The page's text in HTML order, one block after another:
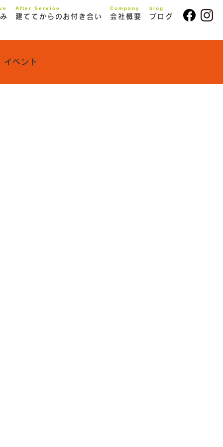
After Service
建ててからのお付き合い
Company
会社概要
blog
ブログ
イベント